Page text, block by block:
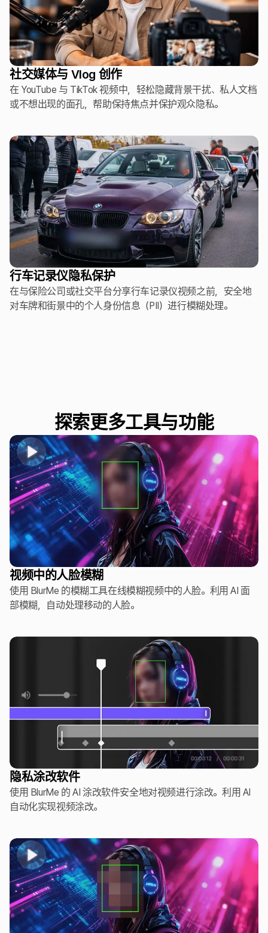
社交媒体与 Vlog 创作
在 YouTube 与 TikTok 视频中，轻松隐藏背景干扰、私人文档
或不想出现的面孔，帮助保持焦点并保护观众隐私。
行车记录仪隐私保护
在与保险公司或社交平台分享行车记录仪视频之前，安全地
对车牌和街景中的个人身份信息（PII）进行模糊处理。
探索更多工具与功能
视频中的人脸模糊
使用 BlurMe 的模糊工具在线模糊视频中的人脸。利用 AI 面
部模糊，自动处理移动的人脸。
隐私涂改软件
使用 BlurMe 的 AI 涂改软件安全地对视频进行涂改。利用 AI
自动化实现视频涂改。